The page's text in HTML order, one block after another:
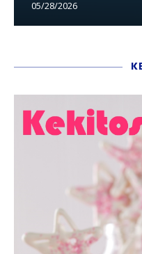
05/28/2026